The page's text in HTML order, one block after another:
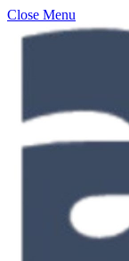
Close Menu